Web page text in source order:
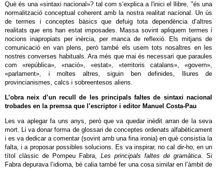
Què és una «sintaxi nacional»? tal com s’explica a l'inici el llibre, "és una
normalització conceptual coherent amb la nostra realitat nacional. Un ús
de termes i conceptes bàsics que defuig tota dependència d’altres
realitats que ens han estat imposades. Massa sovint apliquem termes i
nocions inapropiats per inèrcia, per manca de reflexió. Els mitjans de
comunicació en van plens, però també els usem tots nosaltres en les
nostres converses habituals. Ara més que mai és necessari que paraules
com «república», «nació», «estat», «territoris catalans», «govern»,
«parlament», i moltes altres, siguin ben definides, lliures de
provincianismes, calcs i sobreentesos aliens.
L’obra neix d’un recull de les principals faltes de sintaxi nacional
trobades en la premsa que l’escriptor i editor Manuel Costa-Pau
Les va aplegar fa uns anys, però que va quedar inèdit arran de la seva
mort. Li va donar forma de glossari de conceptes ordenats alfabèticament
i es va dedicar a comentar (sovint amb una fina ironia) en què consistia la
falta, i a proposar possibles solucions. Es va inspirar, no cal dir-ho, en un
títol clàssic de Pompeu Fabra, Les principals faltes de gramàtica. Si
Fabra depurava l’idioma, bé calia també fer una cosa similar en l’àmbit de